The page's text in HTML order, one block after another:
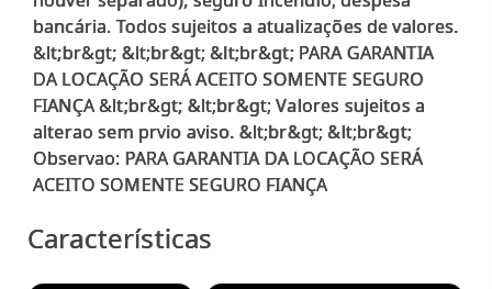
bancária. Todos sujeitos a atualizações de valores.
&lt;br&gt; &lt;br&gt; &lt;br&gt; PARA GARANTIA
DA LOCAÇÃO SERÁ ACEITO SOMENTE SEGURO
FIANÇA &lt;br&gt; &lt;br&gt; Valores sujeitos a
alterao sem prvio aviso. &lt;br&gt; &lt;br&gt;
Observao: PARA GARANTIA DA LOCAÇÃO SERÁ
ACEITO SOMENTE SEGURO FIANÇA
Características